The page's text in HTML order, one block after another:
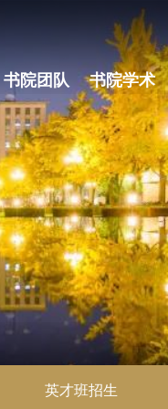
书院团队 书院学术
英才班招生